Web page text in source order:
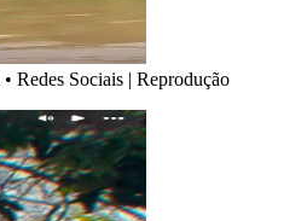
• Redes Sociais | Reprodução